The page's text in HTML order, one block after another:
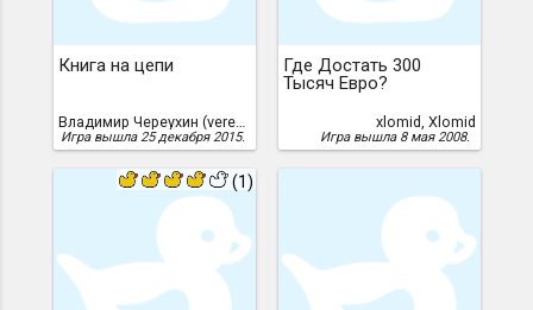
Книга на цепи
Владимир Череухин (veresk), Череухин, Владимир
Игра вышла 25 декабря 2015.
Где Достать 300
Тысяч Евро?
xlomid, Xlomid
Игра вышла 8 мая 2008.
(1)